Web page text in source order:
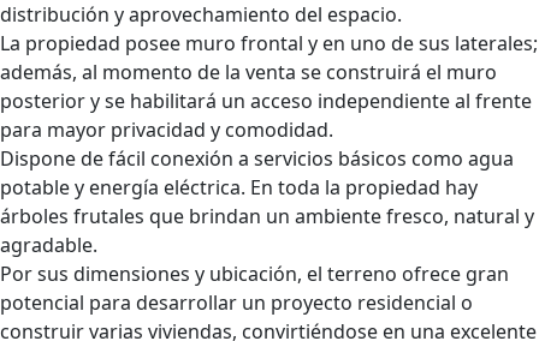
distribución y aprovechamiento del espacio.
La propiedad posee muro frontal y en uno de sus laterales;
además, al momento de la venta se construirá el muro
posterior y se habilitará un acceso independiente al frente
para mayor privacidad y comodidad.
Dispone de fácil conexión a servicios básicos como agua
potable y energía eléctrica. En toda la propiedad hay
árboles frutales que brindan un ambiente fresco, natural y
agradable.
Por sus dimensiones y ubicación, el terreno ofrece gran
potencial para desarrollar un proyecto residencial o
construir varias viviendas, convirtiéndose en una excelente